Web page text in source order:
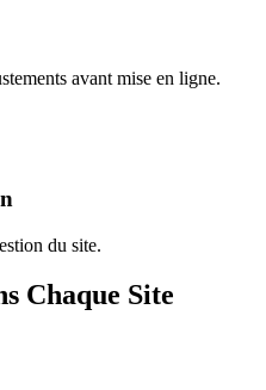
avant mise en ligne.
du site.
Chaque Site